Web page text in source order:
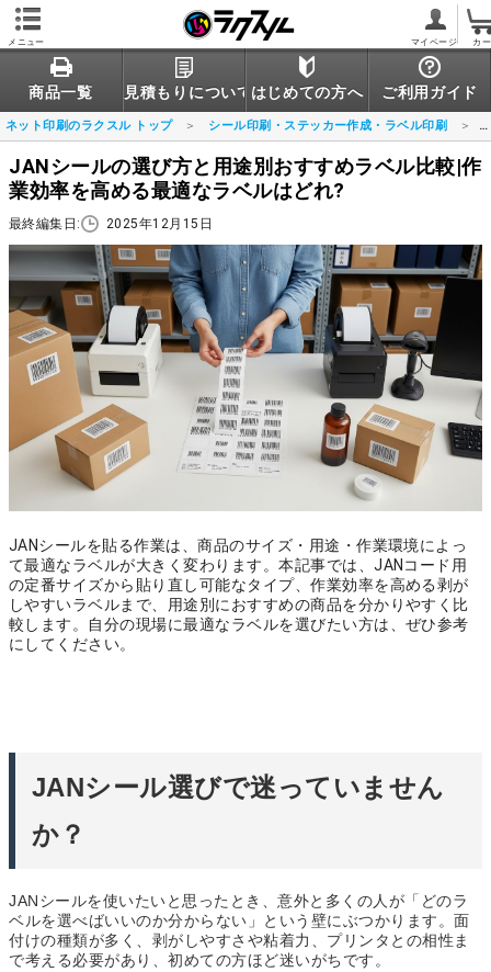
メニュー マイページ カ
商品一覧 見積もりについてはじめての方へ ご利用ガイド
ネット印刷のラクスル トップ シール印刷・ステッカー作成・ラベル印刷
JANシールの選び方と用途別おすすめラベル比較|作
業効率を高める最適なラベルはどれ?
最終編集日: 2025年12月15日
JANシールを貼る作業は、商品のサイズ・用途・作業環境によっ
て最適なラベルが大きく変わります。本記事では、JANコード用
の定番サイズから貼り直し可能なタイプ、作業効率を高める剥が
しやすいラベルまで、用途別におすすめの商品を分かりやすく比
較します。自分の現場に最適なラベルを選びたい方は、ぜひ参考
にしてください。
JANシール選びで迷っていません
か？
JANシールを使いたいと思ったとき、意外と多くの人が「どのラ
ベルを選べばいいのか分からない」という壁にぶつかります。面
付けの種類が多く、剥がしやすさや粘着力、プリンタとの相性ま
で考える必要があり、初めての方ほど迷いがちです。